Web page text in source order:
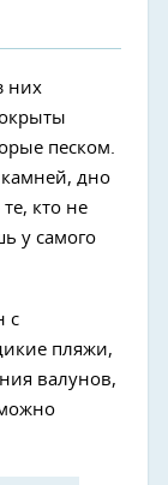
них
песком.
дно
кто не
у самого
с
пляжи,
валунов,